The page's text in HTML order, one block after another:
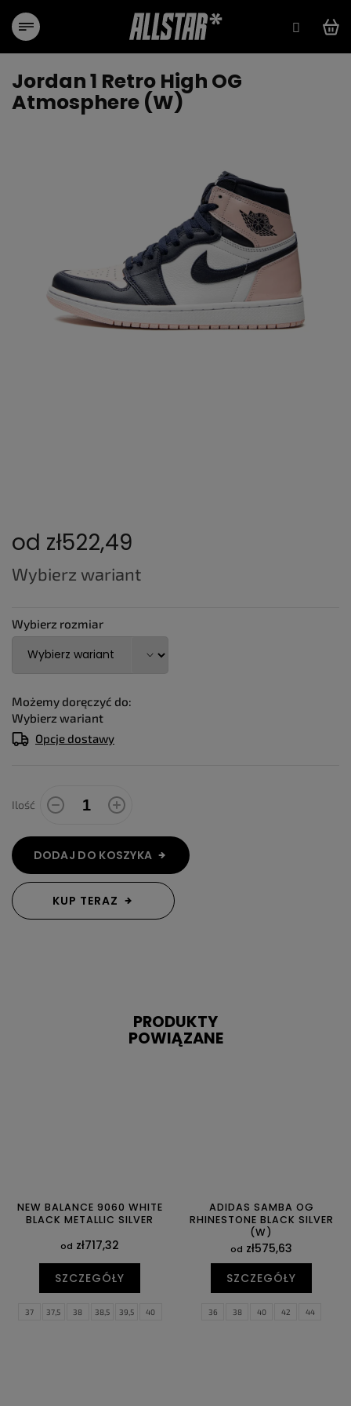
treści
Jordan 1 Retro High OG
Atmosphere (W)
od zł522,49
Cena
jednostkowa:
Wybierz wariant
Wybierz rozmiar
Możemy doręczyć do:
Wybierz wariant
Opcje dostawy
Ilość
DODAJ DO KOSZYKA
KUP TERAZ
PRODUKTY
POWIĄZANE
NEW BALANCE 9060 WHITE
BLACK METALLIC SILVER
od zł717,32
SZCZEGÓŁY
37 37,5 38 38,5 39,5
40
ADIDAS SAMBA OG
RHINESTONE BLACK SILVER
(W)
od zł575,63
SZCZEGÓŁY
36 38 40 42 44